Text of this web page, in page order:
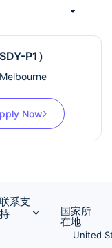
P1）
Melbourne
Now
联系支
持
国家所
在地
United